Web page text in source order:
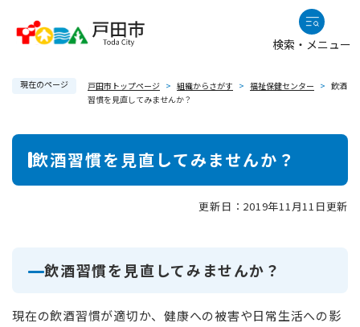
検索・メニュー
現在のページ 戸田市トップページ > 組織からさがす > 福祉保健センター > 飲酒
習慣を見直してみませんか？
本
飲酒習慣を見直してみませんか？
更新日：2019年11月11日更新
飲酒習慣を見直してみませんか？
現在の飲酒習慣が適切か、健康への被害や日常生活への影